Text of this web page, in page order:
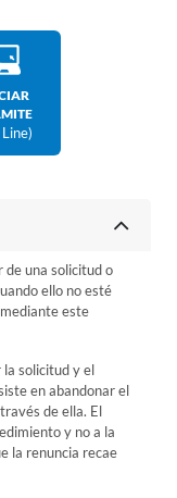
de una solicitud o
ello no esté
este
la solicitud y el
en abandonar el
de ella. El
y no a la
la renuncia recae